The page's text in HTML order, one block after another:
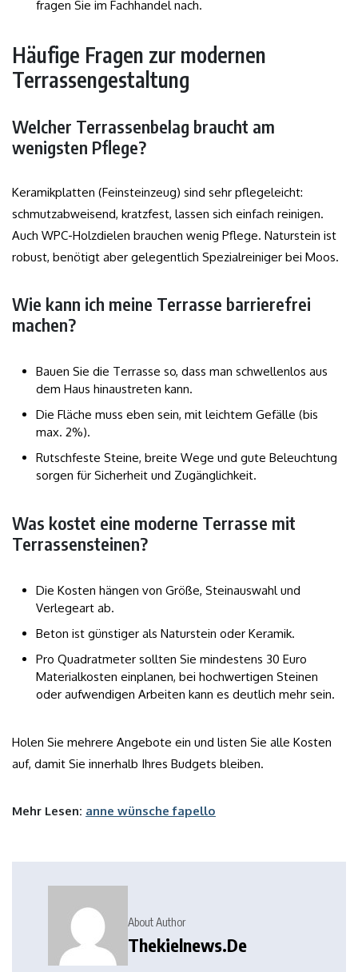
fragen Sie im Fachhandel nach.
Häufige Fragen zur modernen
Terrassengestaltung
Welcher Terrassenbelag braucht am
wenigsten Pflege?
Keramikplatten (Feinsteinzeug) sind sehr pflegeleicht:
schmutzabweisend, kratzfest, lassen sich einfach reinigen.
Auch WPC-Holzdielen brauchen wenig Pflege. Naturstein ist
robust, benötigt aber gelegentlich Spezialreiniger bei Moos.
Wie kann ich meine Terrasse barrierefrei
machen?
Bauen Sie die Terrasse so, dass man schwellenlos aus
dem Haus hinaustreten kann.
Die Fläche muss eben sein, mit leichtem Gefälle (bis
max. 2%).
Rutschfeste Steine, breite Wege und gute Beleuchtung
sorgen für Sicherheit und Zugänglichkeit.
Was kostet eine moderne Terrasse mit
Terrassensteinen?
Die Kosten hängen von Größe, Steinauswahl und
Verlegeart ab.
Beton ist günstiger als Naturstein oder Keramik.
Pro Quadratmeter sollten Sie mindestens 30 Euro
Materialkosten einplanen, bei hochwertigen Steinen
oder aufwendigen Arbeiten kann es deutlich mehr sein.
Holen Sie mehrere Angebote ein und listen Sie alle Kosten
auf, damit Sie innerhalb Ihres Budgets bleiben.
Mehr Lesen: anne wünsche fapello
About Author
Thekielnews.de